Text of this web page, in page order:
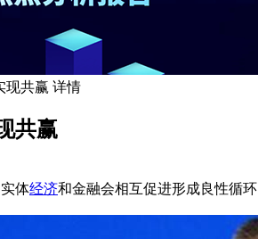
现共赢 详情
共赢
体经济和金融会相互促进形成良性循环